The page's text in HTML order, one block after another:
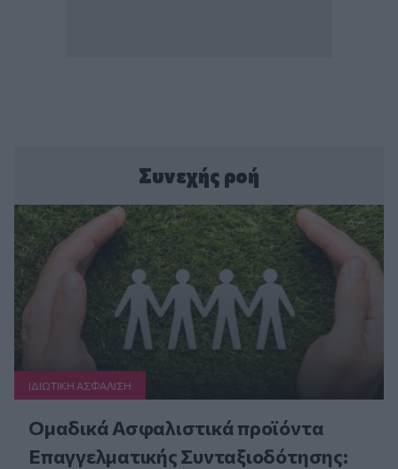
Συνεχής ροή
ΙΔΙΩΤΙΚΗ ΑΣΦAΛΙΣΗ
Ομαδικά Ασφαλιστικά προϊόντα
Επαγγελματικής Συνταξιοδότησης: